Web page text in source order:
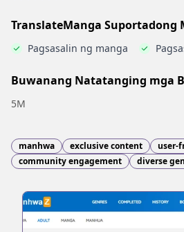
TranslateManga Suportadong
Pagsasalin ng manga
Buwanang Natatanging mga
5M
manhwa exclusive content
user-
community engagement
diverse